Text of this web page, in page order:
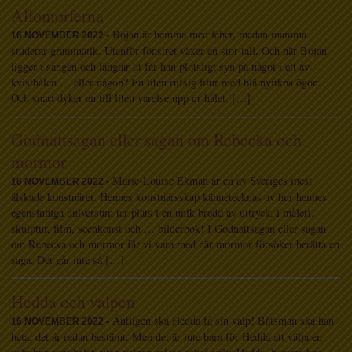
Allomorferna
16 NOVEMBER 2022 • Bojan är hemma med feber, medan mamma
studerar grammatik. Utanför fönstret växer en stor tall. Och när Bojan
ligger i sängen och längtar ut får han plötsligt syn på något i ett av
kvisthålen … eller någon? En liten rufsig filur med blå nyfikna ögon.
Och snart dyker en till liten varelse upp ur hålet. […]
Godnattsagan eller sagan om Rebecka och
mormor
16 NOVEMBER 2022 • Marie-Louise Ekman är en av Sveriges mest
älskade konstnärer. Hennes konstnärsskap kännetecknas av hur hennes
egensinniga universum tar plats i en unik bredd av uttryck, i måleri,
skulptur, film, scenkonst och … bilderbok! I Godnattsagan eller sagan
om Rebecka och mormor får vi vara med när mormor försöker berätta en
saga. Det går inte så […]
Hedda och valpen
16 NOVEMBER 2022 • Äntligen ska Hedda få sin valp! Båtsman ska han
heta, det är redan bestämt. Men det är inte bara för Hedda att välja en